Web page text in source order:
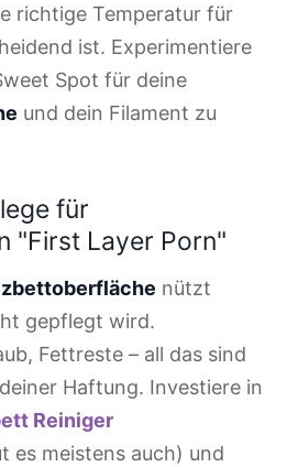
richtige Temperatur für
ist. Experimentiere
Spot für deine
und dein Filament zu
für
"First Layer Porn"
nützt
gepflegt wird.
Fettreste – all das sind
Haftung. Investiere in
Reiniger
es meistens auch) und